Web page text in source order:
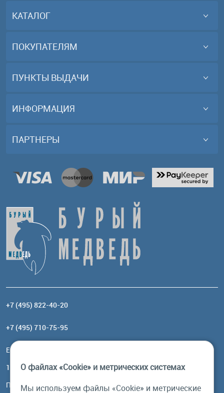
КАТАЛОГ
ПОКУПАТЕЛЯМ
ПУНКТЫ ВЫДАЧИ
ИНФОРМАЦИЯ
ПАРТНЕРЫ
+7 (495) 822-40-20
+7 (495) 710-75-95
Email:
117485, Москва, ул. Профсоюзная, 84/32, корп 1
Посмотреть на карте
О файлах «Cookie» и метрических системах
Мы используем файлы «Cookie» и метрические